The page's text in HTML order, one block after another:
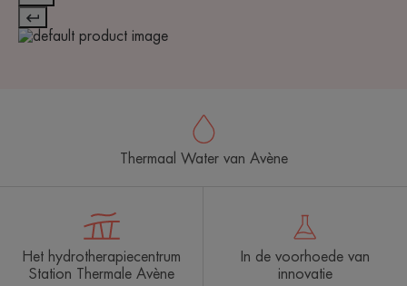
Thermaal Water van Avène
Het hydrotherapiecentrum
Station Thermale Avène
In de voorhoede van
innovatie